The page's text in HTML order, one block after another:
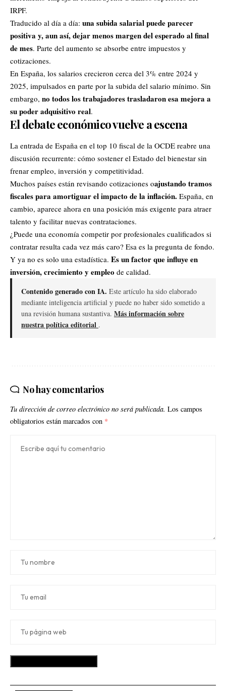
IRPF.
Traducido al día a día: una subida salarial puede parecer
positiva y, aun así, dejar menos margen del esperado al final
de mes. Parte del aumento se absorbe entre impuestos y
cotizaciones.
En España, los salarios crecieron cerca del 3% entre 2024 y
2025, impulsados en parte por la subida del salario mínimo. Sin
embargo, no todos los trabajadores trasladaron esa mejora a
su poder adquisitivo real.
El debate económico vuelve a escena
La entrada de España en el top 10 fiscal de la OCDE reabre una
discusión recurrente: cómo sostener el Estado del bienestar sin
frenar empleo, inversión y competitividad.
Muchos países están revisando cotizaciones oajustando tramos
fiscales para amortiguar el impacto de la inflación. España, en
cambio, aparece ahora en una posición más exigente para atraer
talento y facilitar nuevas contrataciones.
¿Puede una economía competir por profesionales cualificados si
contratar resulta cada vez más caro? Esa es la pregunta de fondo.
Y ya no es solo una estadística. Es un factor que influye en
inversión, crecimiento y empleo de calidad.
Contenido generado con IA. Este artículo ha sido elaborado
mediante inteligencia artificial y puede no haber sido sometido a
una revisión humana sustantiva. Más información sobre
nuestra política editorial .
No hay comentarios
Tu dirección de correo electrónico no será publicada. Los campos
obligatorios están marcados con *